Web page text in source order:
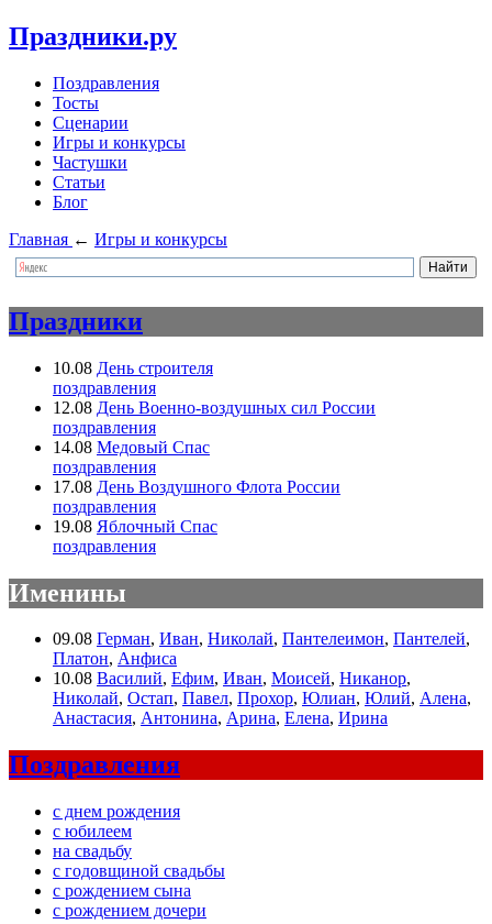
Праздники.ру
Поздравления
Тосты
Сценарии
Игры и конкурсы
Частушки
Статьи
Блог
Главная ← Игры и конкурсы
Праздники
10.08 День строителя
поздравления
12.08 День Военно-воздушных сил России
поздравления
14.08 Медовый Спас
поздравления
17.08 День Воздушного Флота России
поздравления
19.08 Яблочный Спас
поздравления
Именины
09.08 Герман, Иван, Николай, Пантелеимон, Пантелей,
Платон, Анфиса
10.08 Василий, Ефим, Иван, Моисей, Никанор,
Николай, Остап, Павел, Прохор, Юлиан, Юлий, Алена,
Анастасия, Антонина, Арина, Елена, Ирина
Поздравления
с днем рождения
с юбилеем
на свадьбу
с годовщиной свадьбы
с рождением сына
с рождением дочери